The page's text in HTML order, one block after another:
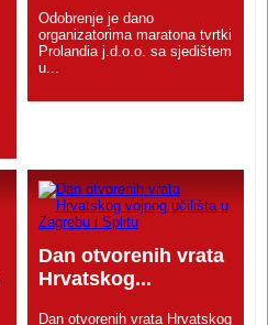
Odobrenje je dano
organizatorima maratona tvrtki
Prolandia j.d.o.o. sa sjedištem
u...
Dan otvorenih vrata
Hrvatskog...
Dan otvorenih vrata Hrvatskog